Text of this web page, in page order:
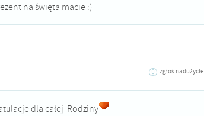
na święta macie :)
zgłoś nadużycie
dla całej Rodziny